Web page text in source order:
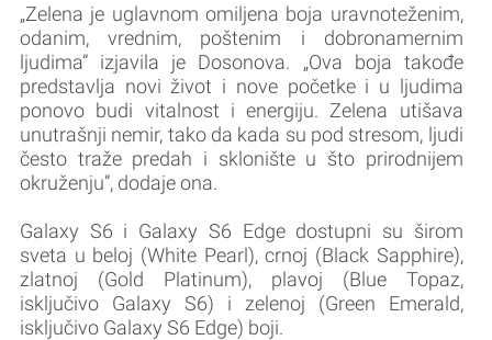
„Zelena je uglavnom omiljena boja uravnoteženim,
odanim, vrednim, poštenim i dobronamernim
ljudima” izjavila je Dosonova. „Ova boja takođe
predstavlja novi život i nove početke i u ljudima
ponovo budi vitalnost i energiju. Zelena utišava
unutrašnji nemir, tako da kada su pod stresom, ljudi
često traže predah i sklonište u što prirodnijem
okruženju”, dodaje ona.
Galaxy S6 i Galaxy S6 Edge dostupni su širom
sveta u beloj (White Pearl), crnoj (Black Sapphire),
zlatnoj (Gold Platinum), plavoj (Blue Topaz,
isključivo Galaxy S6) i zelenoj (Green Emerald,
isključivo Galaxy S6 Edge) boji.